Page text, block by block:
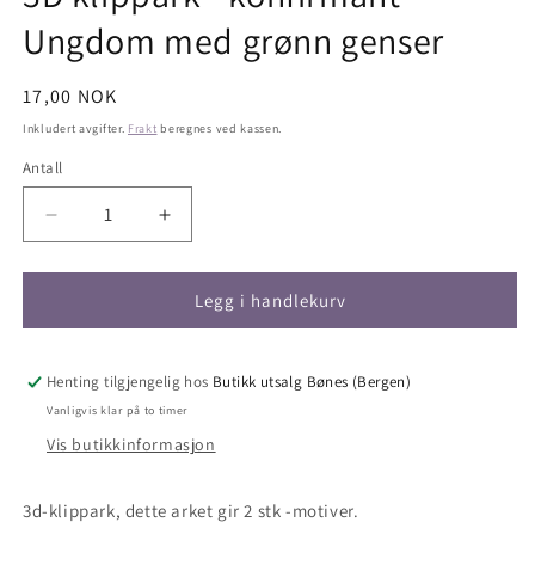
Ungdom med grønn genser
Vanlig
pris
17,00 NOK
Inkludert avgifter. Frakt beregnes ved kassen.
Antall
Antall
antallet
for
klippark
konfirmant
-
Ungdom
med
genser
Øk
antallet
for
klippark
konfirmant
-
med
genser
Legg i handlekurv
Henting tilgjengelig hos Butikk utsalg Bønes (Bergen)
Vanligvis klar på to timer
Vis butikkinformasjon
3d-klippark, dette arket gir 2 stk -motiver.